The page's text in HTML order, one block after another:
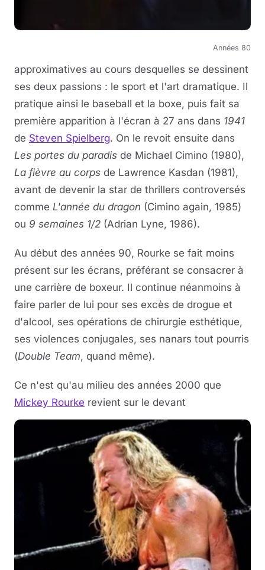
Années 80
approximatives au cours desquelles se dessinent
ses deux passions : le sport et l'art dramatique. Il
pratique ainsi le baseball et la boxe, puis fait sa
première apparition à l'écran à 27 ans dans 1941
de Steven Spielberg. On le revoit ensuite dans
Les portes du paradis de Michael Cimino (1980),
La fièvre au corps de Lawrence Kasdan (1981),
avant de devenir la star de thrillers controversés
comme L'année du dragon (Cimino again, 1985)
ou 9 semaines 1/2 (Adrian Lyne, 1986).
Au début des années 90, Rourke se fait moins
présent sur les écrans, préférant se consacrer à
une carrière de boxeur. Il continue néanmoins à
faire parler de lui pour ses excès de drogue et
d'alcool, ses opérations de chirurgie esthétique,
ses violences conjugales, ses nanars tout pourris
(Double Team, quand même).
Ce n'est qu'au milieu des années 2000 que
Mickey Rourke revient sur le devant